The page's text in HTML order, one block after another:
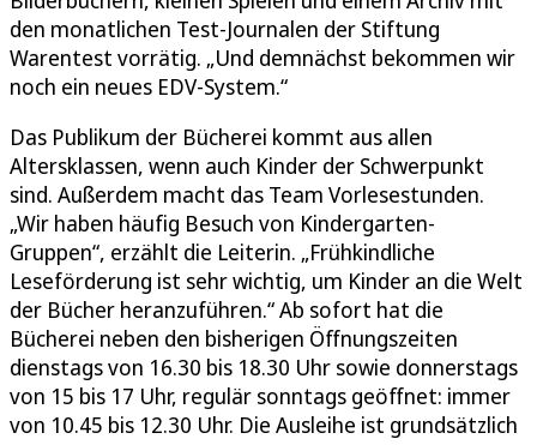
den monatlichen Test-Journalen der Stiftung
Warentest vorrätig. „Und demnächst bekommen wir
noch ein neues EDV-System.“
Das Publikum der Bücherei kommt aus allen
Altersklassen, wenn auch Kinder der Schwerpunkt
sind. Außerdem macht das Team Vorlesestunden.
„Wir haben häufig Besuch von Kindergarten-
Gruppen“, erzählt die Leiterin. „Frühkindliche
Leseförderung ist sehr wichtig, um Kinder an die Welt
der Bücher heranzuführen.“ Ab sofort hat die
Bücherei neben den bisherigen Öffnungszeiten
dienstags von 16.30 bis 18.30 Uhr sowie donnerstags
von 15 bis 17 Uhr, regulär sonntags geöffnet: immer
von 10.45 bis 12.30 Uhr. Die Ausleihe ist grundsätzlich